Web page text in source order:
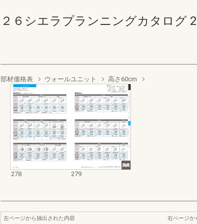
２６シエラプランニングカタログ
部材価格表 ウォールユニット 高さ60cm
278 279
左ページから抽出された内容
右ページか